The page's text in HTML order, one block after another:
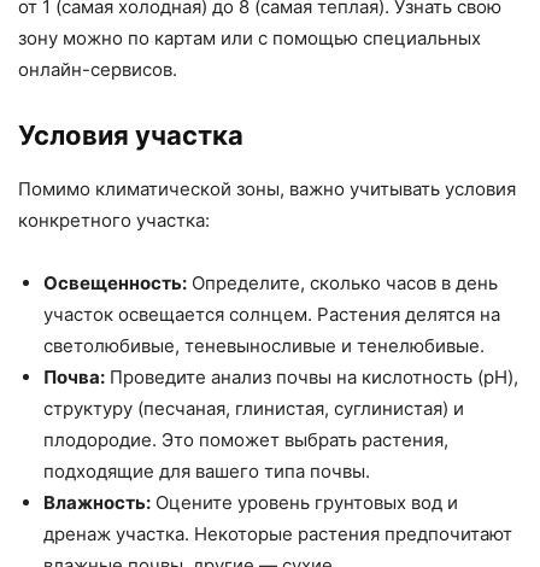
от 1 (самая холодная) до 8 (самая теплая). Узнать свою
зону можно по картам или с помощью специальных
онлайн-сервисов.
Условия участка
Помимо климатической зоны, важно учитывать условия
конкретного участка:
Освещенность: Определите, сколько часов в день
участок освещается солнцем. Растения делятся на
светолюбивые, теневыносливые и тенелюбивые.
Почва: Проведите анализ почвы на кислотность (pH),
структуру (песчаная, глинистая, суглинистая) и
плодородие. Это поможет выбрать растения,
подходящие для вашего типа почвы.
Влажность: Оцените уровень грунтовых вод и
дренаж участка. Некоторые растения предпочитают